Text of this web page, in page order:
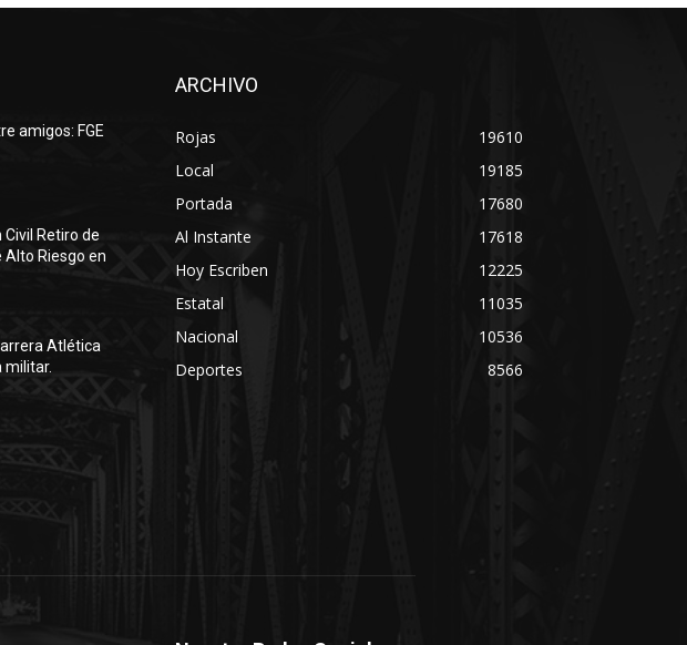
amigos: FGE
Civil Retiro de
Alto Riesgo en
Atlética
militar.
ARCHIVO
Rojas
19610
Local
19185
Portada
17680
Al Instante
17618
Hoy Escriben
12225
Estatal
11035
Nacional
10536
Deportes
8566